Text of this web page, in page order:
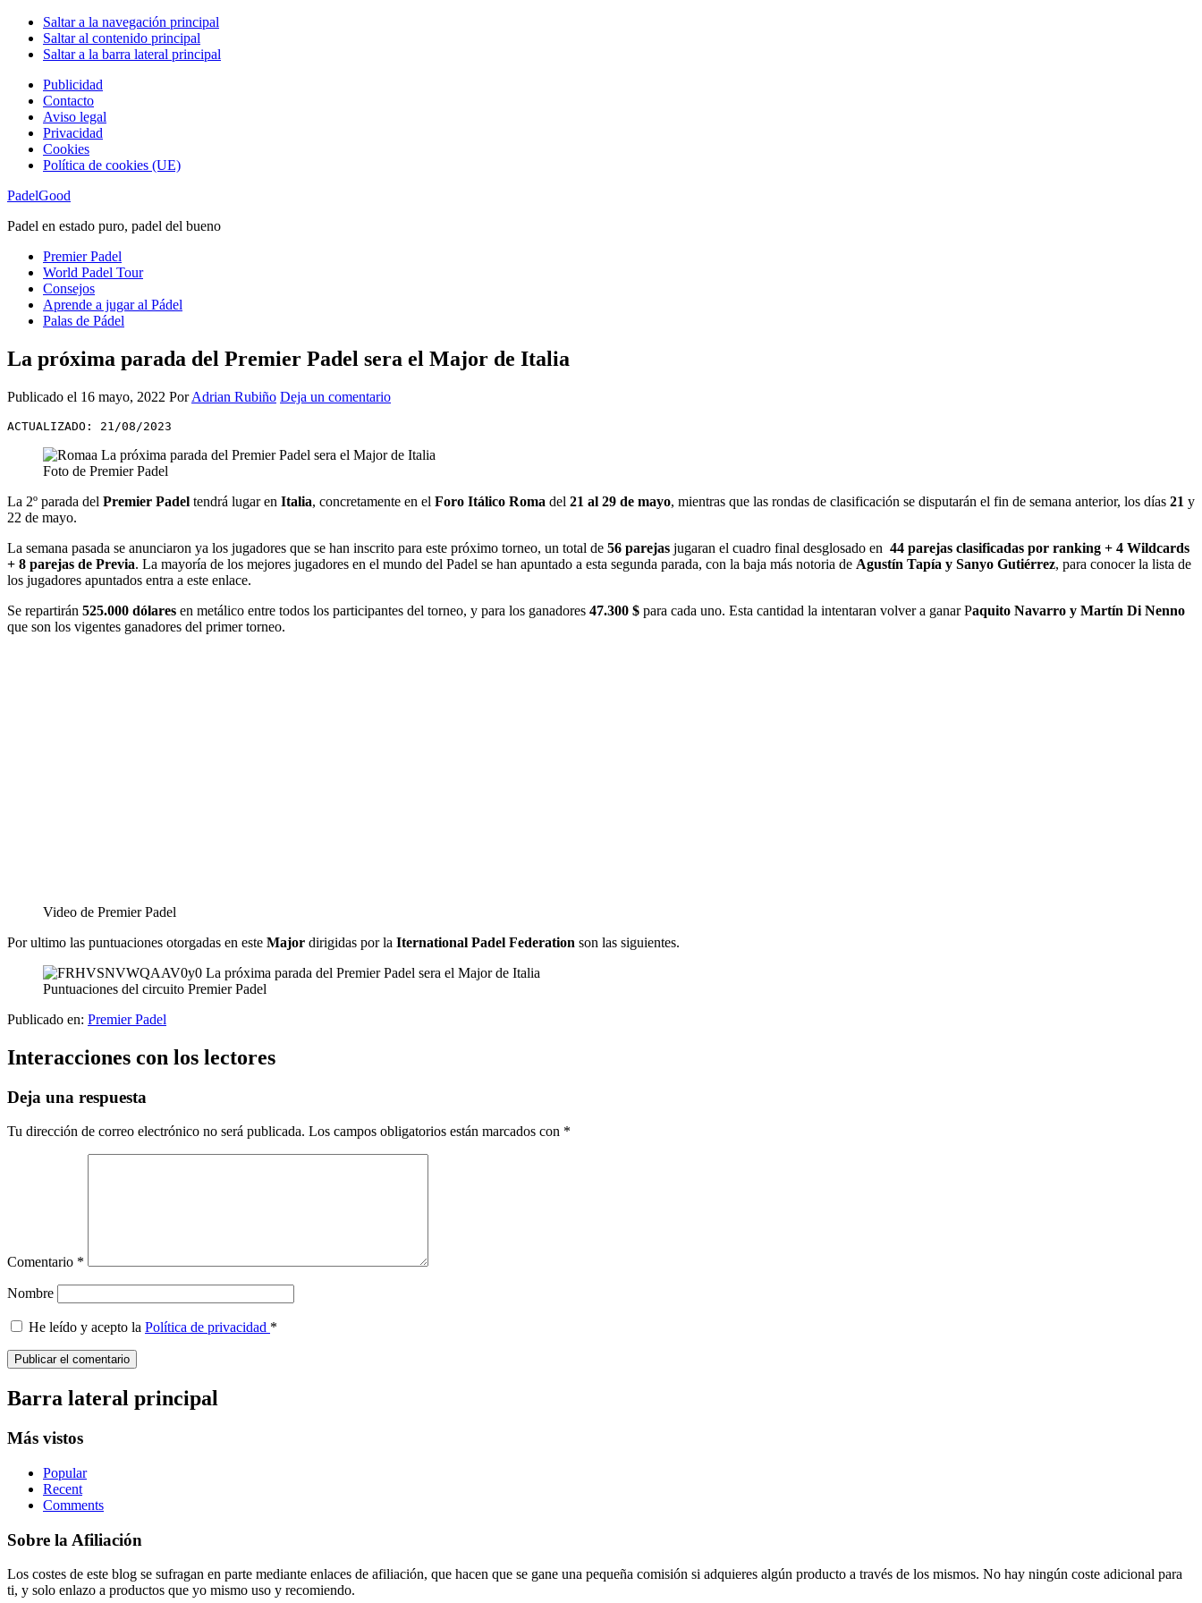
Saltar a la navegación principal
Saltar al contenido principal
Saltar a la barra lateral principal
Publicidad
Contacto
Aviso legal
Privacidad
Cookies
Política de cookies (UE)
PadelGood
Padel en estado puro, padel del bueno
Premier Padel
World Padel Tour
Consejos
Aprende a jugar al Pádel
Palas de Pádel
La próxima parada del Premier Padel sera el Major de Italia
Publicado el 16 mayo, 2022 PorAdrian Rubiño Deja un comentario
ACTUALIZADO: 21/08/2023
Foto de Premier Padel
La 2º parada del Premier Padel tendrá lugar en Italia, concretamente en el Foro Itálico Roma del 21 al 29 de mayo, mientras que las rondas de clasificación se disputarán el fin de semana anterior, los días 21 y
22 de mayo.
La semana pasada se anunciaron ya los jugadores que se han inscrito para este próximo torneo, un total de 56 parejas jugaran el cuadro final desglosado en 44 parejas clasificadas por ranking + 4 Wildcards
+ 8 parejas de Previa. La mayoría de los mejores jugadores en el mundo del Padel se han apuntado a esta segunda parada, con la baja más notoria de Agustín Tapía y Sanyo Gutiérrez, para conocer la lista de
los jugadores apuntados entra a este enlace.
Se repartirán 525.000 dólares en metálico entre todos los participantes del torneo, y para los ganadores 47.300 $ para cada uno. Esta cantidad la intentaran volver a ganar Paquito Navarro y Martín Di Nenno
que son los vigentes ganadores del primer torneo.
Video de Premier Padel
Por ultimo las puntuaciones otorgadas en este Major dirigidas por la Iternational Padel Federation son las siguientes.
Puntuaciones del circuito Premier Padel
Publicado en: Premier Padel
Interacciones con los lectores
Deja una respuesta
Tu dirección de correo electrónico no será publicada. Los campos obligatorios están marcados con *
Comentario *
Nombre
He leído y acepto la Política de privacidad *
Barra lateral principal
Más vistos
Popular
Recent
Comments
Sobre la Afiliación
Los costes de este blog se sufragan en parte mediante enlaces de afiliación, que hacen que se gane una pequeña comisión si adquieres algún producto a través de los mismos. No hay ningún coste adicional para
ti, y solo enlazo a productos que yo mismo uso y recomiendo.